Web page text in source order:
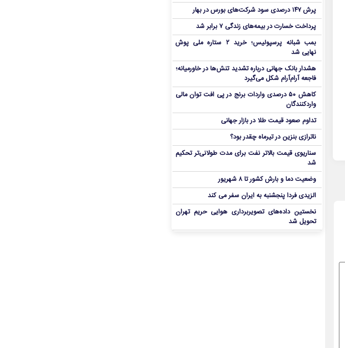
پرش ۱۴۷ درصدی سود شرکت‌های بورس در بهار
پرداخت خسارت در بیمه‌های زندگی ۷ برابر شد
بمب شبانه پرسپولیس؛ خرید ۲ ستاره ملی پوش
نهایی شد
هشدار بانک جهانی درباره تشدید تنش‌ها در خاورمیانه؛
فاجعه آرام‌آرام شکل می‌گیرد
کاهش ۵۰ درصدی واردات برنج در پی افت توان مالی
واردکنندگان
تداوم صعود قیمت طلا در بازار جهانی
ناترازی بنزین در تیرماه چقدر بود؟
سناریوی قیمت بالاتر نفت برای مدت طولانی‌تر تحکیم
شد
وضعیت دما و بارش کشور تا ۸ شهریور
الزیدی فردا پنجشنبه به ایران سفر می کند
نخستین داده‌های تصویربرداری هوایی حریم تهران
تحویل شد